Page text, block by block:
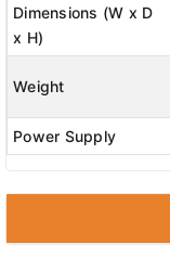
Dimensions (W x D
x H)
Weight
Power Supply